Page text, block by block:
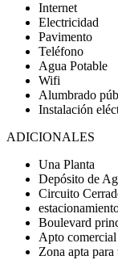
Internet
Electricidad
Pavimento
Teléfono
Agua Potable
Wifi
Alumbrado
Instalación
ADICIONALES
Una Planta
Depósito de
Circuito
Boulevard
Apto comercial
Zona apta